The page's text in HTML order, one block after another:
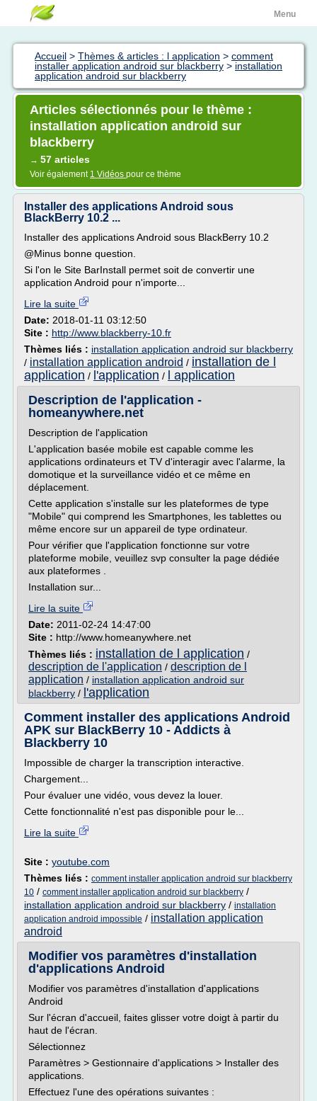
Menu
Accueil > Thèmes & articles : l application > comment
installer application android sur blackberry > installation
application android sur blackberry
Articles sélectionnés pour le thème :
installation application android sur
blackberry
→ 57 articles
Voir également 1 Vidéos pour ce thème
Installer des applications Android sous
BlackBerry 10.2 ...
Installer des applications Android sous BlackBerry 10.2
@Minus bonne question.
Si l'on le Site BarInstall permet soit de convertir une
application Android pour n'importe...
Lire la suite
Date: 2018-01-11 03:12:50
Site : http://www.blackberry-10.fr
Thèmes liés : installation application android sur blackberry
/ installation application android / installation de l
application / l'application /
l application
Description de l'application -
homeanywhere.net
Description de l'application
L'application basée mobile est capable comme les
applications ordinateurs et TV d'interagir avec l'alarme, la
domotique et la surveillance vidéo et ce même en
déplacement.
Cette application s'installe sur les plateformes de type
"Mobile" qui comprend les Smartphones, les tablettes ou
même encore sur un appareil de type ordinateur.
Pour vérifier que l'application fonctionne sur votre
plateforme mobile, veuillez svp consulter la page dédiée
aux plateformes .
Installation sur...
Lire la suite
Date: 2011-02-24 14:47:00
Site : http://www.homeanywhere.net
Thèmes liés : installation de l application /
description de l'application / description de l
application / installation application android sur
blackberry / l'application
Comment installer des applications Android
APK sur BlackBerry 10 - Addicts à
Blackberry 10
Impossible de charger la transcription interactive.
Chargement...
Pour évaluer une vidéo, vous devez la louer.
Cette fonctionnalité n'est pas disponible pour le...
Lire la suite
Site : youtube.com
Thèmes liés : comment installer application android sur blackberry
10 / comment installer application android sur blackberry /
installation application android sur blackberry / installation
application android impossible / installation application
android
Modifier vos paramètres d'installation
d'applications Android
Modifier vos paramètres d'installation d'applications
Android
Sur l'écran d'accueil, faites glisser votre doigt à partir du
haut de l'écran.
Sélectionnez
Paramètres > Gestionnaire d'applications > Installer des
applications.
Effectuez l'une des opérations suivantes :